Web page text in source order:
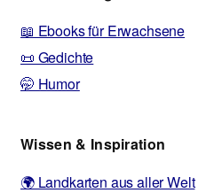
📖 Ebooks für Erwachsene
📜 Gedichte
🤭 Humor
Wissen & Inspiration
🌍 Landkarten aus aller Welt